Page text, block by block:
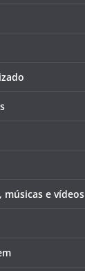
e vídeos